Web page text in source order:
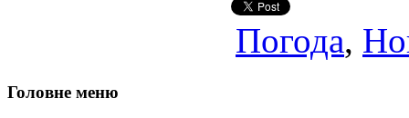
Погода,
Головне меню